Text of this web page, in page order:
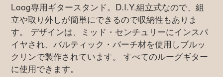
Loog専用ギタースタンド。D.I.Y.組立式なので、組
立や取り外しが簡単にできるので収納性もありま
す。 デザインは、ミッド・センチュリーにインスパ
イヤされ、バルティック・バーチ材を使用しブルッ
クリンで製作されています。 すべてのルーグギター
に使用できます。